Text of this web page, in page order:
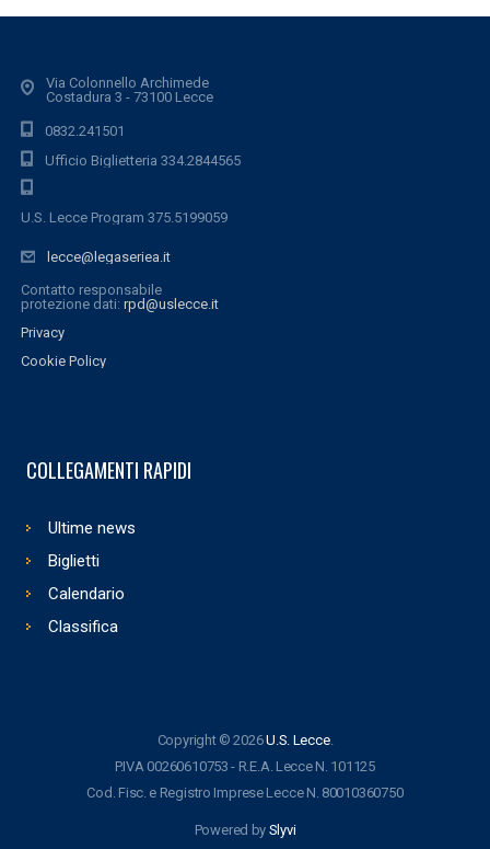
Via Colonnello Archimede
Costadura 3 - 73100 Lecce
0832.241501
Ufficio Biglietteria 334.2844565
U.S. Lecce Program 375.5199059
lecce@legaseriea.it
Contatto responsabile
protezione dati: rpd@uslecce.it
Privacy
Cookie Policy
COLLEGAMENTI RAPIDI
Ultime news
Biglietti
Calendario
Classifica
Copyright © 2026U.S. Lecce.
P.IVA 00260610753 - R.E.A. Lecce N. 101125
Cod. Fisc. e Registro Imprese Lecce N. 80010360750
Powered by Slyvi